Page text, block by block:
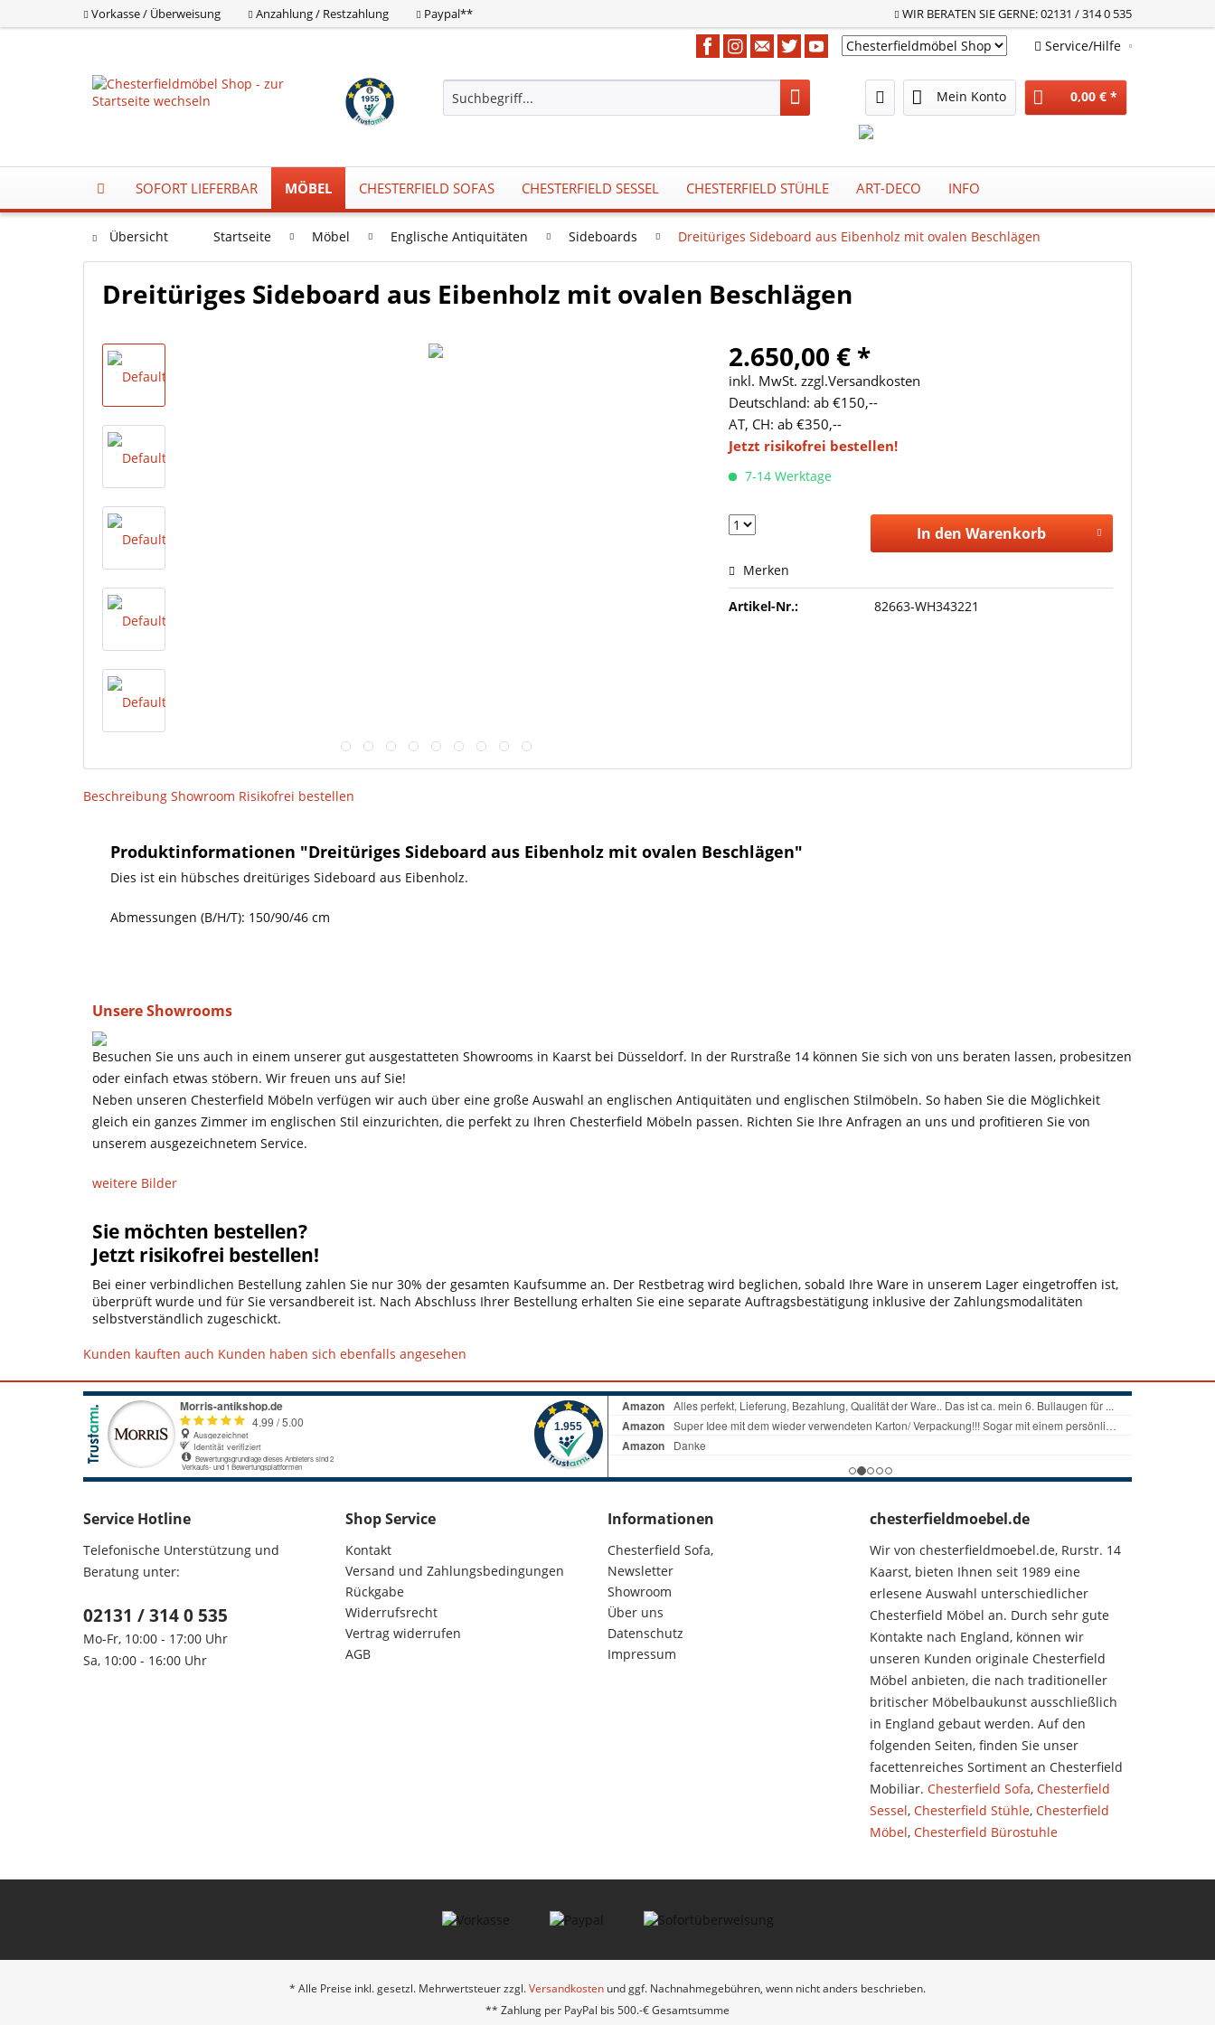
Vorkasse / Überweisung Anzahlung / Restzahlung Paypal** WIR BERATEN SIE GERNE: 02131 / 314 0 535
Chesterfieldmöbel Shop Service/Hilfe
Mein Konto 0,00 € *
SOFORT LIEFERBAR MÖBEL CHESTERFIELD SOFAS CHESTERFIELD SESSEL CHESTERFIELD STÜHLE ART-DECO INFO
Übersicht Startseite Möbel Englische Antiquitäten Sideboards Dreitüriges Sideboard aus Eibenholz mit ovalen Beschlägen
Dreitüriges Sideboard aus Eibenholz mit ovalen Beschlägen
2.650,00 € *
inkl. MwSt. zzgl.Versandkosten
Deutschland: ab €150,--
AT, CH: ab €350,--
Jetzt risikofrei bestellen!
7-14 Werktage
In den Warenkorb
Merken
Artikel-Nr.: 82663-WH343221
Beschreibung Showroom Risikofrei bestellen
Produktinformationen "Dreitüriges Sideboard aus Eibenholz mit ovalen Beschlägen"
Dies ist ein hübsches dreitüriges Sideboard aus Eibenholz.
Abmessungen (B/H/T): 150/90/46 cm
Unsere Showrooms
Besuchen Sie uns auch in einem unserer gut ausgestatteten Showrooms in Kaarst bei Düsseldorf. In der Rurstraße 14 können Sie sich von uns beraten lassen, probesitzen
oder einfach etwas stöbern. Wir freuen uns auf Sie!
Neben unseren Chesterfield Möbeln verfügen wir auch über eine große Auswahl an englischen Antiquitäten und englischen Stilmöbeln. So haben Sie die Möglichkeit
gleich ein ganzes Zimmer im englischen Stil einzurichten, die perfekt zu Ihren Chesterfield Möbeln passen. Richten Sie Ihre Anfragen an uns und profitieren Sie von
unserem ausgezeichnetem Service.
weitere Bilder
Sie möchten bestellen?
Jetzt risikofrei bestellen!
Bei einer verbindlichen Bestellung zahlen Sie nur 30% der gesamten Kaufsumme an. Der Restbetrag wird beglichen, sobald Ihre Ware in unserem Lager eingetroffen ist,
überprüft wurde und für Sie versandbereit ist. Nach Abschluss Ihrer Bestellung erhalten Sie eine separate Auftragsbestätigung inklusive der Zahlungsmodalitäten
selbstverständlich zugeschickt.
Kunden kauften auch Kunden haben sich ebenfalls angesehen
Service Hotline
Telefonische Unterstützung und
Beratung unter:
02131 / 314 0 535
Mo-Fr, 10:00 - 17:00 Uhr
Sa, 10:00 - 16:00 Uhr
Shop Service
Kontakt
Versand und Zahlungsbedingungen
Rückgabe
Widerrufsrecht
Vertrag widerrufen
AGB
Informationen
Chesterfield Sofa,
Newsletter
Showroom
Über uns
Datenschutz
Impressum
chesterfieldmoebel.de
Wir von chesterfieldmoebel.de, Rurstr. 14
Kaarst, bieten Ihnen seit 1989 eine
erlesene Auswahl unterschiedlicher
Chesterfield Möbel an. Durch sehr gute
Kontakte nach England, können wir
unseren Kunden originale Chesterfield
Möbel anbieten, die nach traditioneller
britischer Möbelbaukunst ausschließlich
in England gebaut werden. Auf den
folgenden Seiten, finden Sie unser
facettenreiches Sortiment an Chesterfield
Mobiliar. Chesterfield Sofa, Chesterfield
Sessel, Chesterfield Stühle, Chesterfield
Möbel, Chesterfield Bürostuhle
* Alle Preise inkl. gesetzl. Mehrwertsteuer zzgl.Versandkosten und ggf. Nachnahmegebühren, wenn nicht anders beschrieben.
** Zahlung per PayPal bis 500.-€ Gesamtsumme